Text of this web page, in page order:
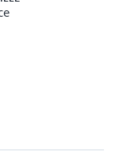
analyse de